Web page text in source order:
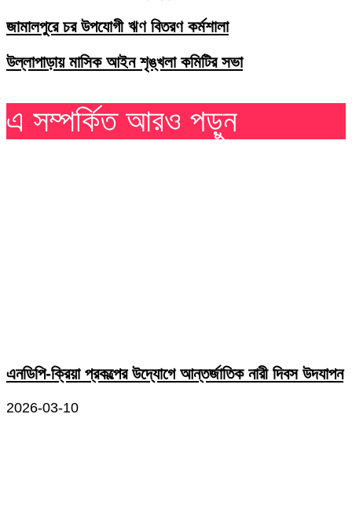
জামালপুরে চর উপযোগী ঋণ বিতরণ কর্মশালা
উল্লাপাড়ায় মাসিক আইন শৃঙ্খলা কমিটির সভা
এ সম্পর্কিত আরও পড়ুন
এনডিপি-ক্রিয়া প্রকল্পের উদ্যোগে আন্তর্জাতিক নারী দিবস উদযাপন
2026-03-10